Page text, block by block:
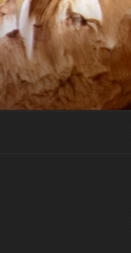
Aller
au
contenu
principal